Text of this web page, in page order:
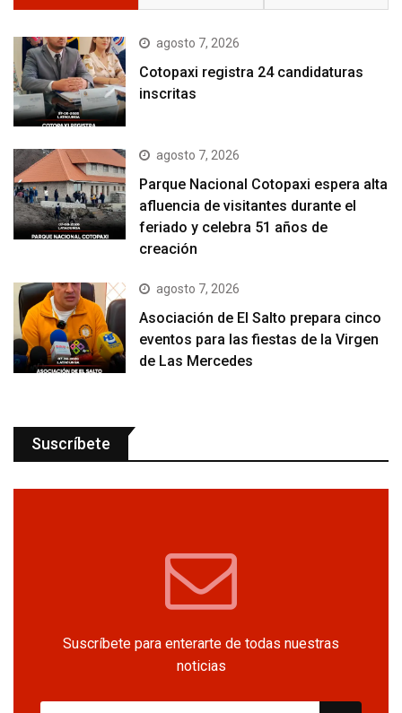
agosto 7, 2026
Cotopaxi registra 24 candidaturas
inscritas
agosto 7, 2026
Parque Nacional Cotopaxi espera alta
afluencia de visitantes durante el
feriado y celebra 51 años de
creación
agosto 7, 2026
Asociación de El Salto prepara cinco
eventos para las fiestas de la Virgen
de Las Mercedes
Suscríbete
Suscríbete para enterarte de todas nuestras
noticias